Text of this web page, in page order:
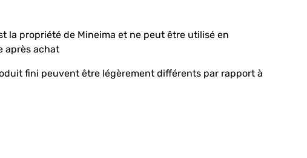
la propriété de Mineima et ne peut être utilisé en
après achat
fini peuvent être légèrement différents par rapport à